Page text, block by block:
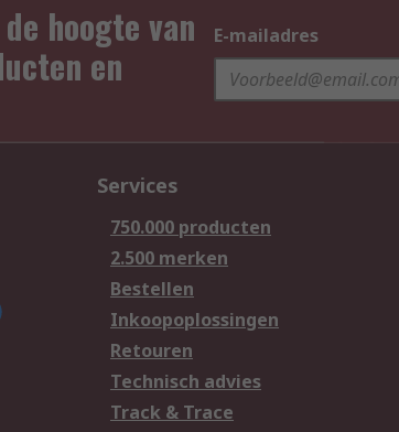
hoogte van
en
E-mailadres
Services
750.000 producten
2.500 merken
Bestellen
Inkoopoplossingen
Retouren
Technisch advies
Track & Trace